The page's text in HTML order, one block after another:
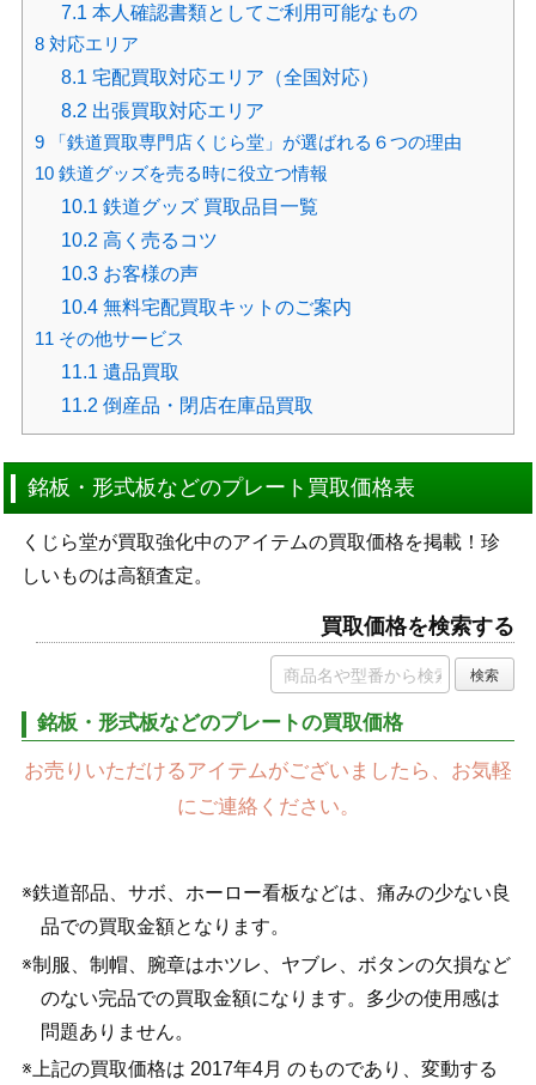
7.1 本人確認書類としてご利用可能なもの
8対応エリア
8.1 宅配買取対応エリア（全国対応）
8.2 出張買取対応エリア
9「鉄道買取専門店くじら堂」が選ばれる６つの理由
10鉄道グッズを売る時に役立つ情報
10.1 鉄道グッズ 買取品目一覧
10.2 高く売るコツ
10.3お客様の声
10.4無料宅配買取キットのご案内
11その他サービス
11.1 遺品買取
11.2 倒産品・閉店在庫品買取
銘板・形式板などのプレート買取価格表
くじら堂が買取強化中のアイテムの買取価格を掲載！珍
しいものは高額査定。
買取価格を検索する
銘板・形式板などのプレートの買取価格
お売りいただけるアイテムがございましたら、お気軽
にご連絡ください。
※鉄道部品、サボ、ホーロー看板などは、痛みの少ない良
品での買取金額となります。
※制服、制帽、腕章はホツレ、ヤブレ、ボタンの欠損など
のない完品での買取金額になります。多少の使用感は
問題ありません。
※上記の買取価格は 2017年4月 のものであり、変動する